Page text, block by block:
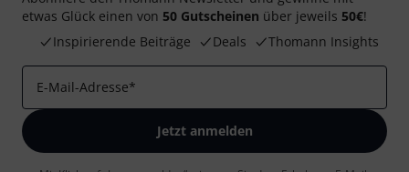
etwas Glück einen von 50 Gutscheinen über jeweils 50€!
Inspirierende Beiträge
Deals Thomann Insights
E-Mail-Adresse*
Jetzt anmelden